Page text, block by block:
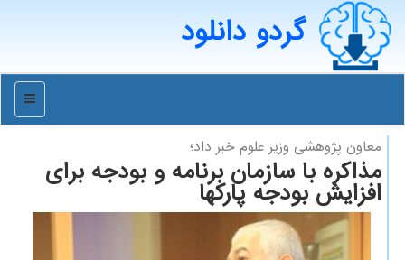
گردو دانلود
منو
معاون پژوهشی وزیر علوم خبر داد؛
مذاكره با سازمان برنامه و بودجه برای
افزایش بودجه پاركها